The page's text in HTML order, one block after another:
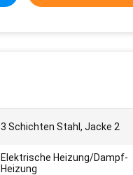
3 Schichten Stahl, Jacke 2
Elektrische Heizung/Dampf-
Heizung